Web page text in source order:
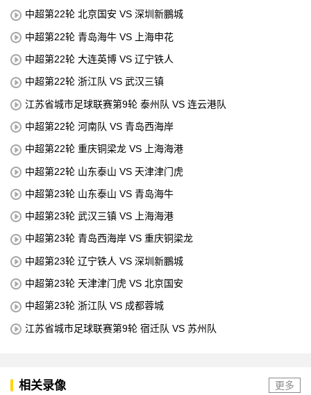
中超第22轮 北京国安 VS 深圳新鵬城
中超第22轮 青岛海牛 VS 上海申花
中超第22轮 大连英博 VS 辽宁铁人
中超第22轮 浙江队 VS 武汉三镇
江苏省城市足球联赛第9轮 泰州队 VS 连云港队
中超第22轮 河南队 VS 青岛西海岸
中超第22轮 重庆铜梁龙 VS 上海海港
中超第22轮 山东泰山 VS 天津津门虎
中超第23轮 山东泰山 VS 青岛海牛
中超第23轮 武汉三镇 VS 上海海港
中超第23轮 青岛西海岸 VS 重庆铜梁龙
中超第23轮 辽宁铁人 VS 深圳新鵬城
中超第23轮 天津津门虎 VS 北京国安
中超第23轮 浙江队 VS 成都蓉城
江苏省城市足球联赛第9轮 宿迁队 VS 苏州队
相关录像 更多